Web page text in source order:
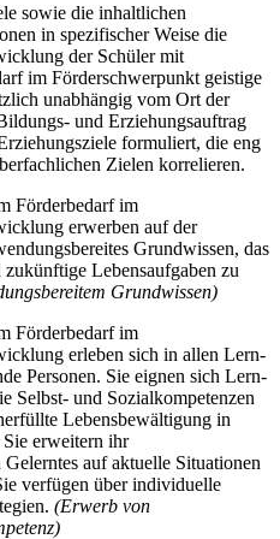
sowie die inhaltlichen
in spezifischer Weise die
der Schüler mit
im Förderschwerpunkt geistige
unabhängig vom Ort der
und Erziehungsauftrag
formuliert, die eng
Zielen korrelieren.
Förderbedarf im
erwerben auf der
Grundwissen, das
Lebensaufgaben zu
Grundwissen)
Förderbedarf im
erleben sich in allen Lern-
Personen. Sie eignen sich Lern-
Selbst- und Sozialkompetenzen
Lebensbewältigung in
erweitern ihr
auf aktuelle Situationen
verfügen über individuelle
(Erwerb von